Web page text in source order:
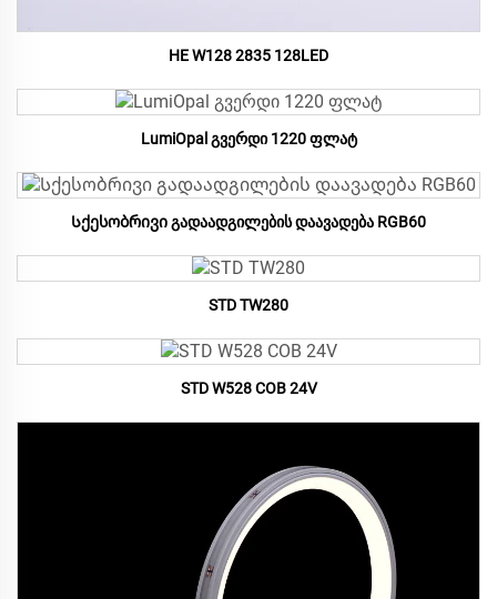
HE W128 2835 128LED
LumiOpal გვერდი 1220 ფლატ
Სქესობრივი გადაადგილების დაავადება RGB60
STD TW280
STD W528 COB 24V